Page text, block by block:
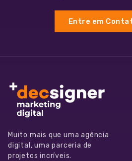
Entre em
Muito mais que uma agência
digital, uma parceria de
projetos incríveis.